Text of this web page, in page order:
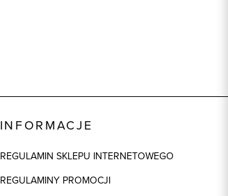
INFORMACJE
REGULAMIN SKLEPU INTERNETOWEGO
REGULAMINY PROMOCJI